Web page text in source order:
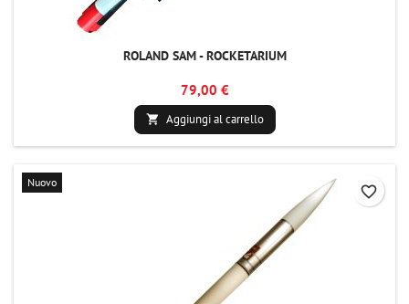
ROLAND SAM - ROCKETARIUM
79,00 €
 Aggiungi al carrello
Nuovo
favorite_border